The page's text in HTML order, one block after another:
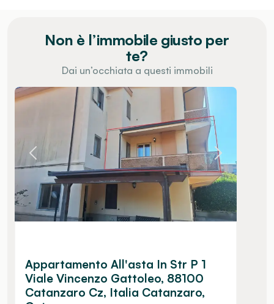
Non è l’immobile giusto per
te?
Dai un’occhiata a questi immobili
Appartamento All'asta In Str P 1
Viale Vincenzo Gattoleo, 88100
Catanzaro Cz, Italia Catanzaro,